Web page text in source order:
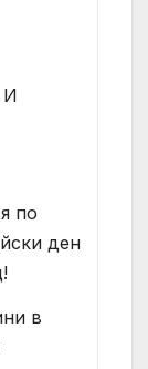
по
ден
в